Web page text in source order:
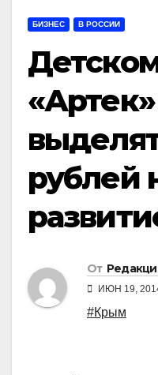
БИЗНЕС В РОССИИ
рублей
От
ИЮН 19,
#Крым